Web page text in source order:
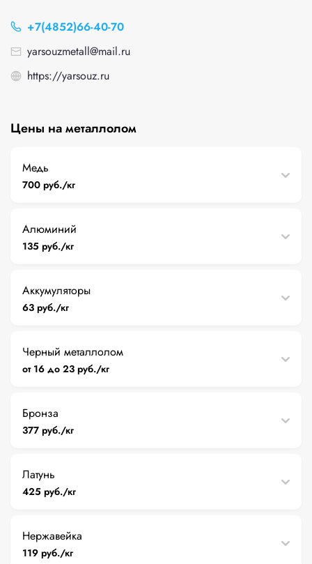
+7(4852)66-40-70
yarsouzmetall@mail.ru
https://yarsouz.ru
Цены на металлолом
Медь
700 руб./кг
Алюминий
135 руб./кг
Аккумуляторы
63 руб./кг
Черный металлолом
от 16 до 23 руб./кг
Бронза
377 руб./кг
Латунь
425 руб./кг
Нержавейка
119 руб./кг